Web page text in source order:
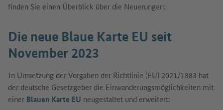
finden Sie einen Überblick über die Neuerungen:
Die neue Blaue Karte EU seit
November 2023
In Umsetzung der Vorgaben der Richtlinie (EU) 2021/1883 hat
der deutsche Gesetzgeber die Einwanderungsmöglichkeiten mit
einer Blauen Karte EU neugestaltet und erweitert: